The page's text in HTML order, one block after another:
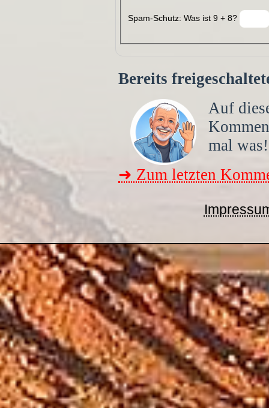
Spam-Schutz: Was ist 9 + 8?
Bereits
Auf
mal was!
➜ Zum letzten